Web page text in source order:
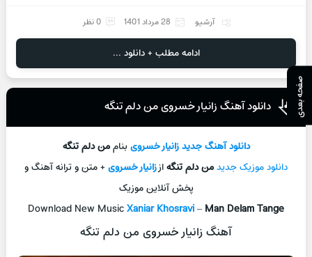
آرشیو 28 مرداد 1401 0 نظر
ادامه مطلب + دانلود ...
دانلود آهنگ زانیار خسروی من دلم تنگه
دانلود آهنگ جديدزانیار خسرویبناممن دلم تنگه
دانلود موزیک جديدمن دلم تنگهاززانیار خسروی+ متن و ترانه آهنگ و
پخش آنلاين موزيک
Download New MusicXaniar Khosravi– Man Delam Tange
آهنگ زانیار خسروی من دلم تنگه
صفحه بعدی